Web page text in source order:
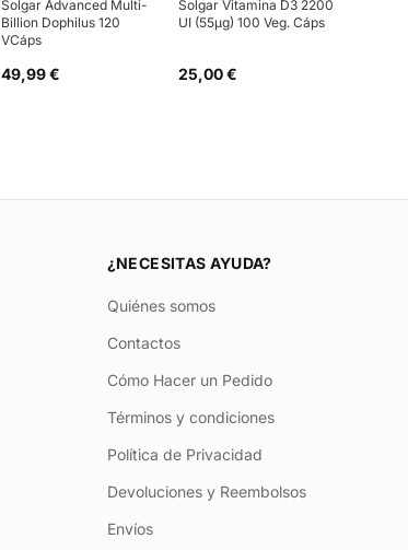
Solgar Advanced Multi-
Billion Dophilus 120
VCáps
49,99 €
Solgar Vitamina D3 2200
UI (55µg) 100 Veg. Cáps
25,00 €
¿NECESITAS AYUDA?
Quiénes somos
Contactos
Cómo Hacer un Pedido
Términos y condiciones
Política de Privacidad
Devoluciones y Reembolsos
Envíos